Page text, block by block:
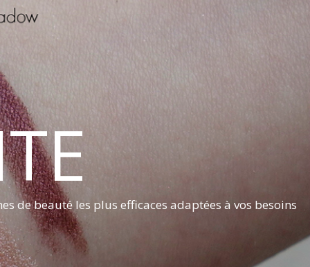
de beauté les plus efficaces adaptées à vos besoins